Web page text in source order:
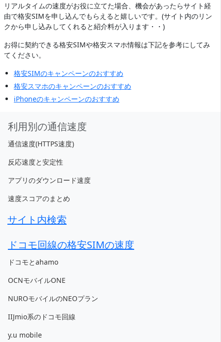
リアルタイムの速度がお役に立てた場合、機会があったらサイト経
由で格安SIMを申し込んでもらえると嬉しいです。(サイト内のリン
クから申し込みしてくれると紹介料が入ります・・)
お得に契約できる格安SIMや格安スマホ情報は下記を参考にしてみ
てください。
格安SIMのキャンペーンのおすすめ
格安スマホのキャンペーンのおすすめ
iPhoneのキャンペーンのおすすめ
利用別の通信速度
通信速度(HTTPS速度)
反応速度と安定性
アプリのダウンロード速度
速度スコアのまとめ
サイト内検索
ドコモ回線の格安SIMの速度
ドコモとahamo
OCNモバイルONE
NUROモバイルのNEOプラン
IIJmio系のドコモ回線
y.u mobile